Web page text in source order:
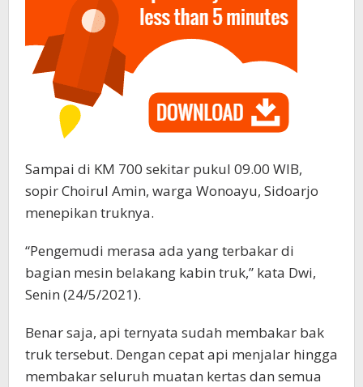
Sampai di KM 700 sekitar pukul 09.00 WIB,
sopir Choirul Amin, warga Wonoayu, Sidoarjo
menepikan truknya.
“Pengemudi merasa ada yang terbakar di
bagian mesin belakang kabin truk,” kata Dwi,
Senin (24/5/2021).
Benar saja, api ternyata sudah membakar bak
truk tersebut. Dengan cepat api menjalar hingga
membakar seluruh muatan kertas dan semua